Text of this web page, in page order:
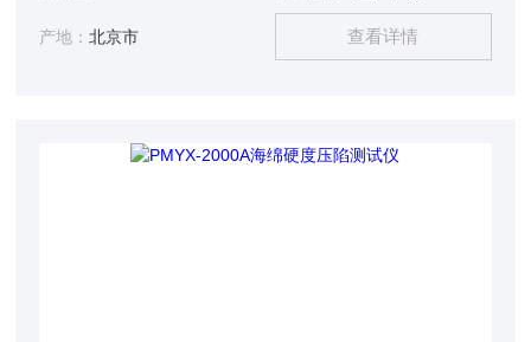
凹入硬度检验以及压缩应力的测试。
产地：北京市 查看详情